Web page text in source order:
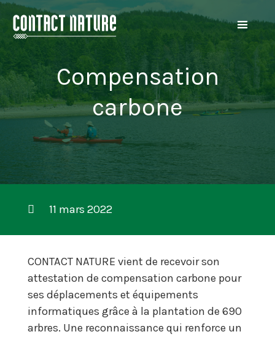
Compensation
carbone
11 mars 2022
CONTACT NATURE vient de recevoir son
attestation de compensation carbone pour
ses déplacements et équipements
informatiques grâce à la plantation de 690
arbres. Une reconnaissance qui renforce un